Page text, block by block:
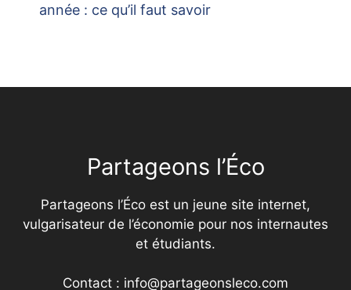
année : ce qu’il faut savoir
Partageons l’Éco
Partageons l’Éco est un jeune site internet,
vulgarisateur de l’économie pour nos internautes
et étudiants.
Contact : info@partageonsleco.com